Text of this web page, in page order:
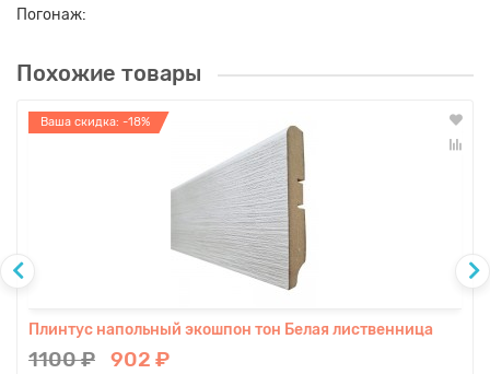
Погонаж:
Похожие товары
Ваша скидка: -18%
Плинтус напольный экошпон тон Белая лиственница
1100 ₽ 902 ₽